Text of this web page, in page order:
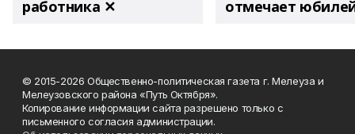
работника ✕ отмечает
© 2015-2026 Общественно-политическая газета г. Мелеуза и
Мелеузовского района «Путь Октября».
Копирование информации сайта разрешено только с
письменного согласия администрации.